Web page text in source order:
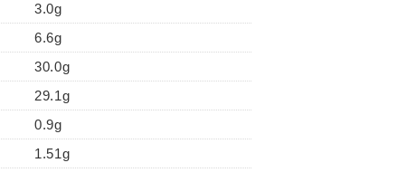
3.0g
6.6g
30.0g
29.1g
0.9g
1.51g